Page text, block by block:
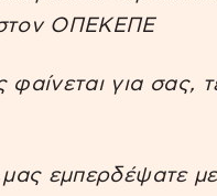
ΟΠΕΚΕΠΕ
φαίνεται για σας,
μας εμπερδέψατε